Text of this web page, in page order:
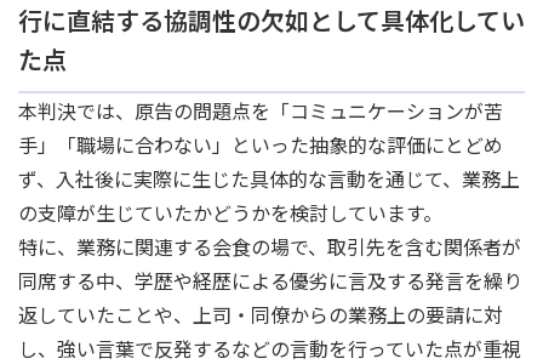
行に直結する協調性の欠如として具体化してい
た点
本判決では、原告の問題点を「コミュニケーションが苦
手」「職場に合わない」といった抽象的な評価にとどめ
ず、入社後に実際に生じた具体的な言動を通じて、業務上
の支障が生じていたかどうかを検討しています。
特に、業務に関連する会食の場で、取引先を含む関係者が
同席する中、学歴や経歴による優劣に言及する発言を繰り
返していたことや、上司・同僚からの業務上の要請に対
し、強い言葉で反発するなどの言動を行っていた点が重視